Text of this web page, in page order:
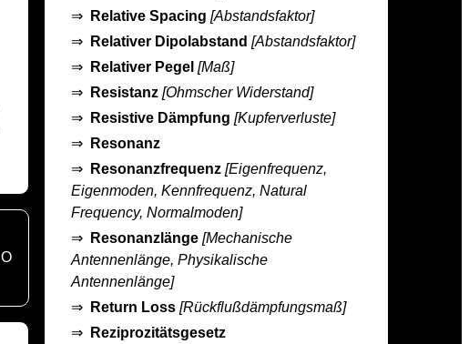
O
⇒
Relative Spacing [Abstandsfaktor]
⇒
Relativer Dipolabstand [Abstandsfaktor]
⇒
Relativer Pegel [Maß]
⇒
Resistanz [Ohmscher Widerstand]
⇒
Resistive Dämpfung [Kupferverluste]
⇒
Resonanz
⇒
Resonanzfrequenz [Eigenfrequenz,
Eigenmoden, Kennfrequenz, Natural
Frequency, Normalmoden]
⇒
Resonanzlänge [Mechanische
Antennenlänge, Physikalische
Antennenlänge]
⇒
Return Loss [Rückflußdämpfungsmaß]
⇒
Reziprozitätsgesetz